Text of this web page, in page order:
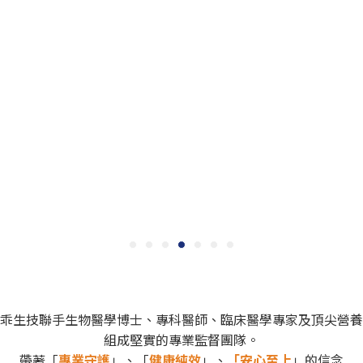
生技聯手生物醫學博士、專科醫師、臨床醫學專家及頂尖營
組成堅實的專業監督團隊。